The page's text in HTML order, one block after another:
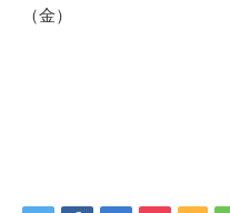
（金）